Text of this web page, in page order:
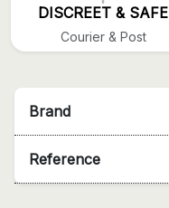
DISCREET & SAFE
Courier & Post
Brand
Reference